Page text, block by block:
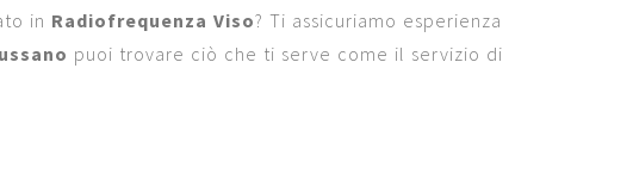
in Radiofrequenza Viso? Ti assicuriamo esperienza
puoi trovare ciò che ti serve come il servizio di